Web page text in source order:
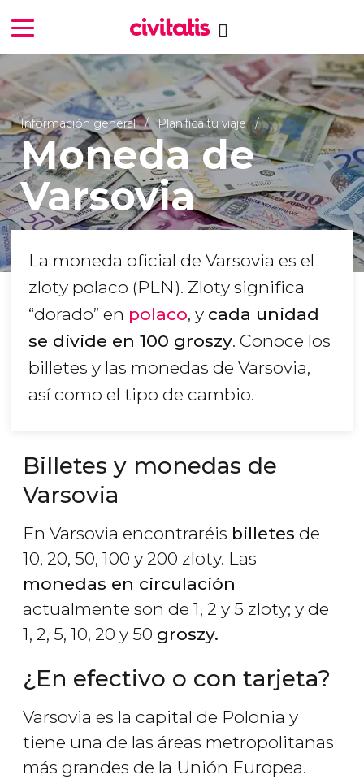
Información general Planifica tu viaje
Moneda de
Varsovia
La moneda oficial de Varsovia es el
zloty polaco (PLN). Zloty significa
“dorado” en polaco, y cada unidad
se divide en 100 groszy. Conoce los
billetes y las monedas de Varsovia,
así como el tipo de cambio.
Billetes y monedas de
Varsovia
En Varsovia encontraréis billetes de
10, 20, 50, 100 y 200 zloty. Las
monedas en circulación
actualmente son de 1, 2 y 5 zloty; y de
1, 2, 5, 10, 20 y 50 groszy.
¿En efectivo o con tarjeta?
Varsovia es la capital de Polonia y
tiene una de las áreas metropolitanas
más grandes de la Unión Europea.